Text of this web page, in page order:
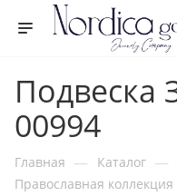
Подвеска
00994
Главная — Каталог —
Православная коллекция